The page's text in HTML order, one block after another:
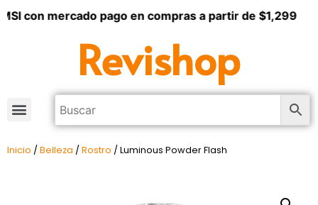
con mercado pago en compras a partir de $1,299
Revishop
Inicio / Belleza / Rostro / Luminous Powder Flash